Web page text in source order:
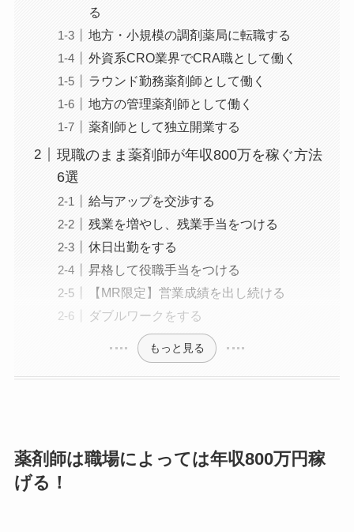
る
地方・小規模の調剤薬局に転職する
外資系CRO業界でCRA職として働く
ラウンド勤務薬剤師として働く
地方の管理薬剤師として働く
薬剤師として独立開業する
現職のまま薬剤師が年収800万を稼ぐ方法
6選
給与アップを交渉する
残業を増やし、残業手当をつける
休日出勤をする
昇格して役職手当をつける
【MR限定】営業成績を出し続ける
ダブルワークをする
もっと見る
薬剤師は職場によっては年収800万円稼
げる！